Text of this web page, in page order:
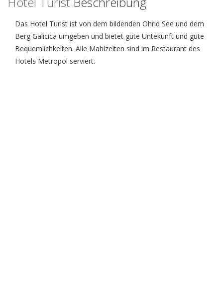
Das Hotel Turist ist von dem bildenden Ohrid See und dem
Berg Galicica umgeben und bietet gute Untekunft und gute
Bequemlichkeiten. Alle Mahlzeiten sind im Restaurant des
Hotels Metropol serviert.